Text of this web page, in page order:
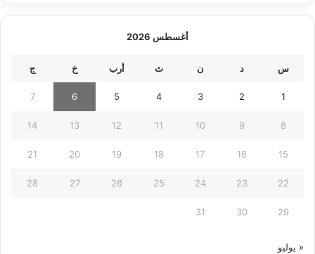
أغسطس 2026
س د ن ث أرب خ ج
1
2
3
4
5
6
7
8
9
10
11
12
13
14
15
16
17
18
19
20
21
22
23
24
25
26
27
28
29
30
31
« يوليو